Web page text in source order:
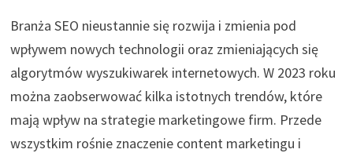
Branża SEO nieustannie się rozwija i zmienia pod
wpływem nowych technologii oraz zmieniających się
algorytmów wyszukiwarek internetowych. W 2023 roku
można zaobserwować kilka istotnych trendów, które
mają wpływ na strategie marketingowe firm. Przede
wszystkim rośnie znaczenie content marketingu i